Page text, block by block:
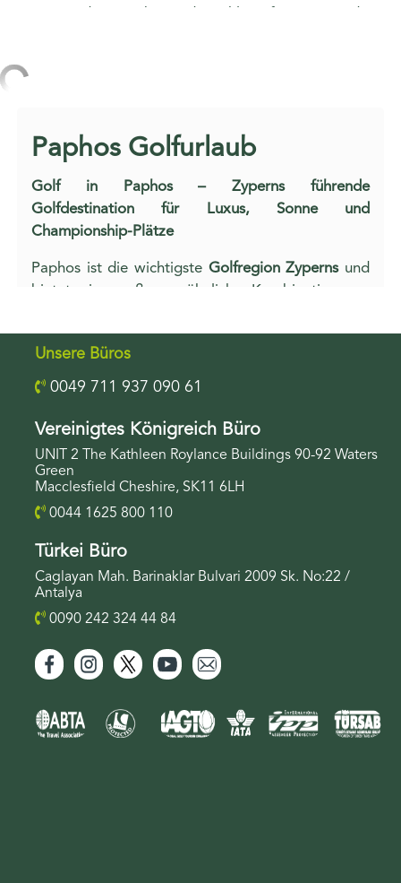
fünf Dine-around-À-la-carte-Restaurants mit delikaten
italienischen Gerichten sowie einem ganztägig
Restaurants liegen inmitten üppiger Gärten und bieten
einen atemberaubenden Meerblick. Tanzen Sie in der
Erato Club Bar die Nacht durch, während Sie Ihren
Lieblingscocktail trinken, oder entspannen Sie
sich Entspannen Sie sich, indem Sie eine
Paphos Golfurlaub
Golf in Paphos – Zyperns führende
Golfdestination für Luxus, Sonne und
Championship-Plätze
Paphos ist die wichtigste Golfregion Zypernsund
bietet eine außergewöhnliche Kombination aus
ganzjährigem Sonnenschein.
Unsere Büros
0049 711 937 090 61
Vereinigtes Königreich Büro
UNIT 2 The Kathleen Roylance Buildings 90-92 Waters
Green
Macclesfield Cheshire, SK11 6LH
0044 1625 800 110
Türkei Büro
Caglayan Mah. Barinaklar Bulvari 2009 Sk. No:22 /
Antalya
0090 242 324 44 84